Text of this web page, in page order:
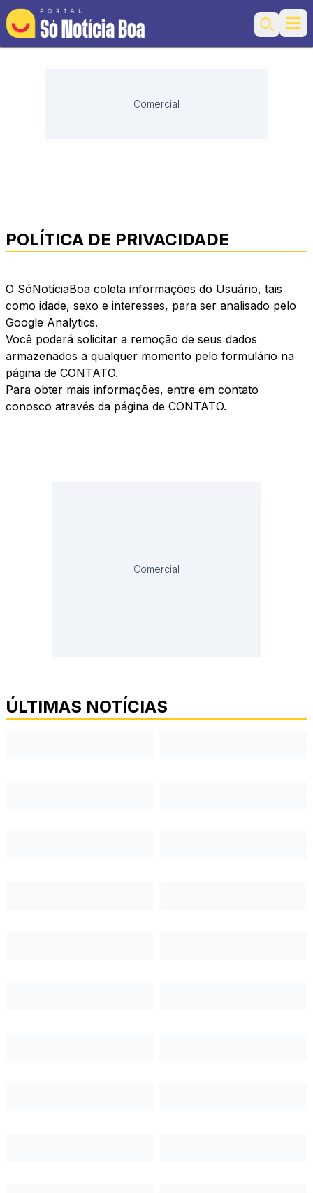
Search
Comercial
POLÍTICA DE PRIVACIDADE
O SóNotíciaBoa coleta informações do Usuário, tais
como idade, sexo e interesses, para ser analisado pelo
Google Analytics.
Você poderá solicitar a remoção de seus dados
armazenados a qualquer momento pelo formulário na
página de CONTATO.
Para obter mais informações, entre em contato
conosco através da página de CONTATO.
Comercial
ÚLTIMAS NOTÍCIAS